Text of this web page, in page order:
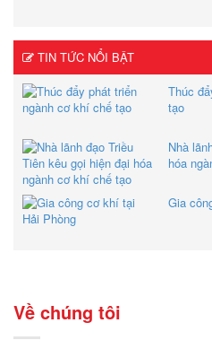
TIN TỨC NỔI BẬT
Thúc
tạo
Nhà
hóa
Gia
Về chúng tôi